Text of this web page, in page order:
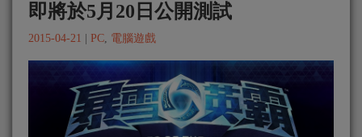
即將於5月20日公開測試
2015-04-21 PC, 電腦遊戲